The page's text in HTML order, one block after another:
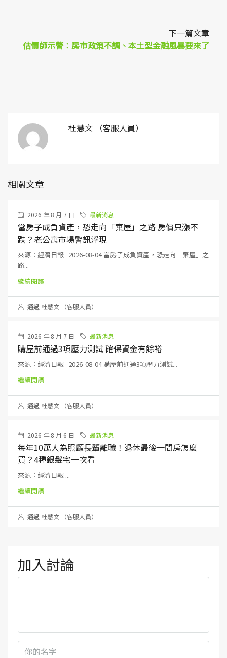
下一篇文章
估價師示警：房市政策不調、本土型金融風暴要來了
杜慧文 （客服人員）
相關文章
2026 年 8 月 7 日 最新消息
當房子成負資產，恐走向「棄屋」之路 房價只漲不
跌？老公寓市場警訊浮現
來源：經濟日報 2026-08-04 當房子成負資產，恐走向「棄屋」之
路...
繼續閱讀
通過 杜慧文 （客服人員）
2026 年 8 月 7 日 最新消息
購屋前通過3項壓力測試 確保資金有餘裕
來源：經濟日報 2026-08-04 購屋前通過3項壓力測試...
繼續閱讀
通過 杜慧文 （客服人員）
2026 年 8 月 6 日 最新消息
每年10萬人為照顧長輩離職！退休最後一間房怎麼
買？4種銀髮宅一次看
來源：經濟日報 ...
繼續閱讀
通過 杜慧文 （客服人員）
加入討論